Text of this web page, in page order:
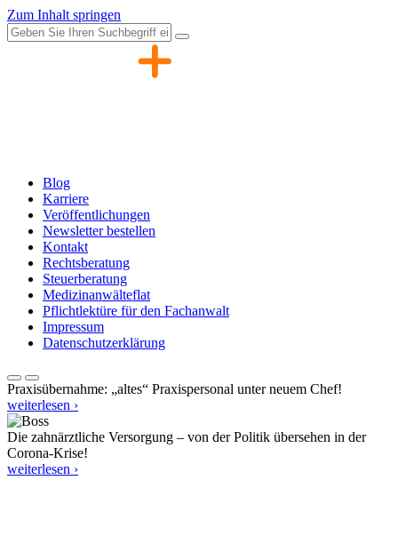
Zum Inhalt springen
Blog
Karriere
Veröffentlichungen
Newsletter bestellen
Kontakt
Rechtsberatung
Steuerberatung
Medizinanwälteflat
Pflichtlektüre für den Fachanwalt
Impressum
Datenschutzerklärung
Praxisübernahme: „altes“ Praxispersonal unter neuem Chef!
weiterlesen ›
Die zahnärztliche Versorgung – von der Politik übersehen in der
Corona-Krise!
weiterlesen ›